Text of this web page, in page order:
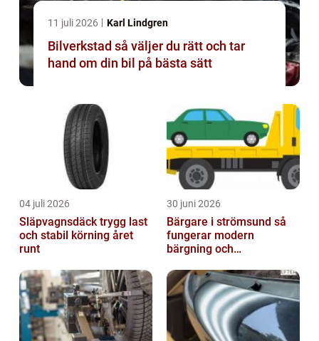
11 juli 2026 Karl Lindgren
Bilverkstad så väljer du rätt och tar
hand om din bil på bästa sätt
04 juli 2026
Släpvagnsdäck trygg last
och stabil körning året
runt
30 juni 2026
Bärgare i strömsund så
fungerar modern
bärgning och